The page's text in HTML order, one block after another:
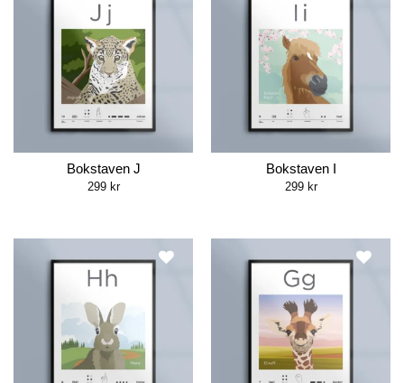
Bokstaven J
299 kr
Bokstaven I
299 kr